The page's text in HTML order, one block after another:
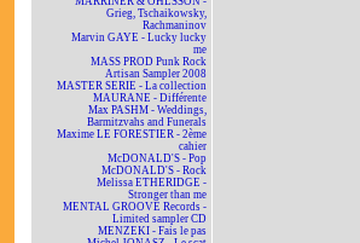
Grieg, Tschaikowsky,
Rachmaninov
Marvin GAYE - Lucky lucky
me
MASS PROD Punk Rock
Artisan Sampler 2008
MASTER SERIE - La collection
MAURANE - Différente
Max PASHM - Weddings,
Barmitzvahs and Funerals
Maxime LE FORESTIER - 2ème
cahier
McDONALD'S - Pop
McDONALD'S - Rock
Melissa ETHERIDGE -
Stronger than me
MENTAL GROOVE Records -
Limited sampler CD
MENZEKI - Fais le pas